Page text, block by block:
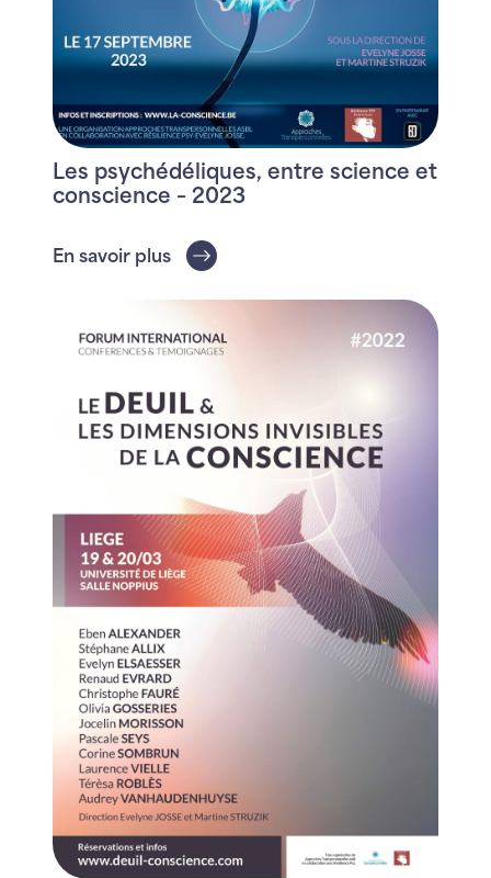
Les psychédéliques, entre science et
conscience – 2023
En savoir plus